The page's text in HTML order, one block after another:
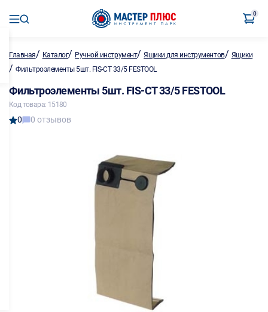
0
Главная/ Каталог/ Ручной инструмент/Ящики для инструментов/ Ящики
/ Фильтроэлементы 5шт. FIS-CT 33/5 FESTOOL
Фильтроэлементы 5шт. FIS-CT 33/5 FESTOOL
Код товара: 15180
0 0 отзывов